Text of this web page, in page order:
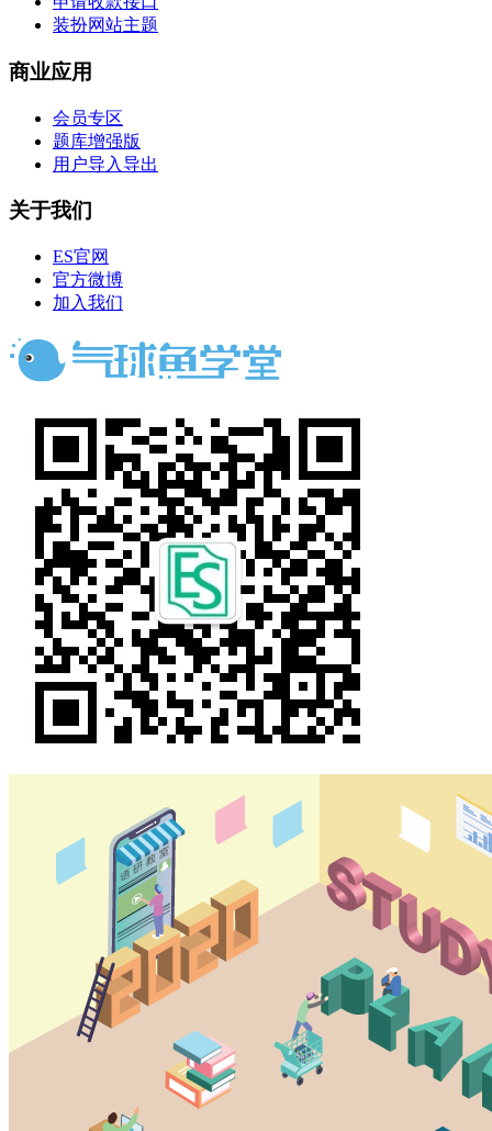
装扮网站主题
商业应用
会员专区
题库增强版
用户导入导出
关于我们
ES官网
官方微博
加入我们